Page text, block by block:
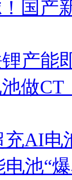
国产
产能
做
充AI电
池“